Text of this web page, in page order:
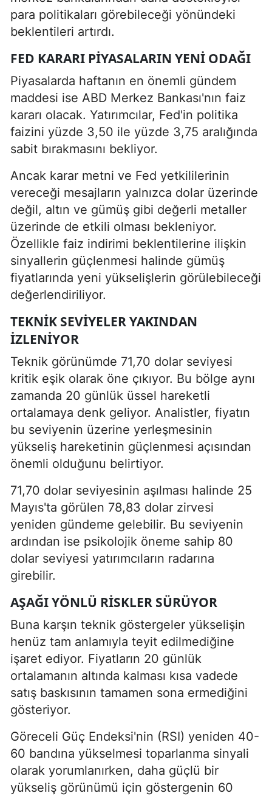
para politikaları görebileceği yönündeki
beklentileri artırdı.
FED KARARI PIYASALARIN YENI ODAĞI
Piyasalarda haftanın en önemli gündem
maddesi ise ABD Merkez Bankası'nın faiz
kararı olacak. Yatırımcılar, Fed'in politika
faizini yüzde 3,50 ile yüzde 3,75 aralığında
sabit bırakmasını bekliyor.
Ancak karar metni ve Fed yetkililerinin
vereceği mesajların yalnızca dolar üzerinde
değil, altın ve gümüş gibi değerli metaller
üzerinde de etkili olması bekleniyor.
Özellikle faiz indirimi beklentilerine ilişkin
sinyallerin güçlenmesi halinde gümüş
fiyatlarında yeni yükselişlerin görülebileceği
değerlendiriliyor.
TEKNIK SEVIYELER YAKINDAN
IZLENIYOR
Teknik görünümde 71,70 dolar seviyesi
kritik eşik olarak öne çıkıyor. Bu bölge aynı
zamanda 20 günlük üssel hareketli
ortalamaya denk geliyor. Analistler, fiyatın
bu seviyenin üzerine yerleşmesinin
yükseliş hareketinin güçlenmesi açısından
önemli olduğunu belirtiyor.
71,70 dolar seviyesinin aşılması halinde 25
Mayıs'ta görülen 78,83 dolar zirvesi
yeniden gündeme gelebilir. Bu seviyenin
ardından ise psikolojik öneme sahip 80
dolar seviyesi yatırımcıların radarına
girebilir.
AŞAĞI YÖNLÜ RISKLER SÜRÜYOR
Buna karşın teknik göstergeler yükselişin
henüz tam anlamıyla teyit edilmediğine
işaret ediyor. Fiyatların 20 günlük
ortalamanın altında kalması kısa vadede
satış baskısının tamamen sona ermediğini
gösteriyor.
Göreceli Güç Endeksi'nin (RSI) yeniden 40-
60 bandına yükselmesi toparlanma sinyali
olarak yorumlanırken, daha güçlü bir
yükseliş görünümü için göstergenin 60